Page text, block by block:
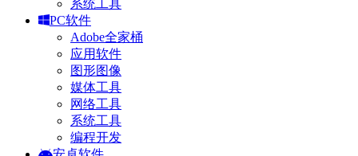
系统工具
PC软件
Adobe全家桶
应用软件
图形图像
媒体工具
网络工具
系统工具
编程开发